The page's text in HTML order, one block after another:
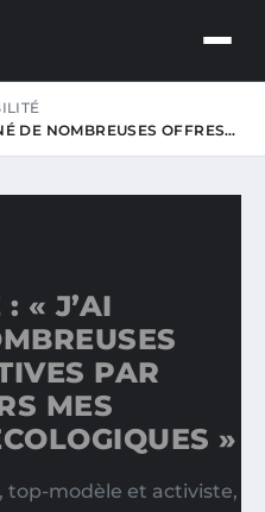
DE NOMBREUSES OFFRES…
« J’AI
PAR
MES
»
top-modèle et activiste,